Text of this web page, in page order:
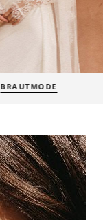
BRAUTMODE